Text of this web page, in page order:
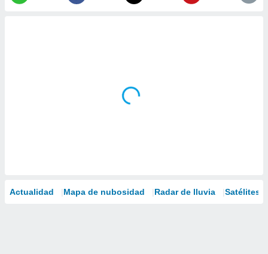
Actualidad Mapa de nubosidad Radar de lluvia Satélites